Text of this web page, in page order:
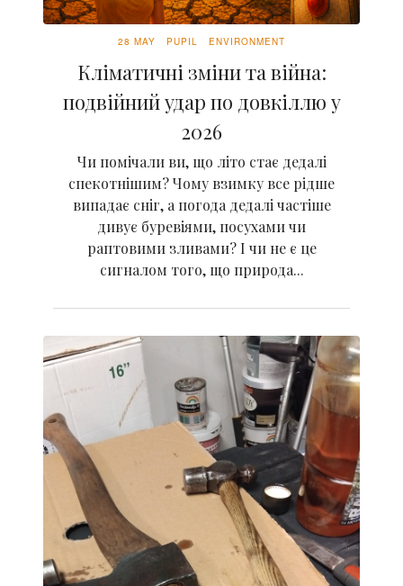
28 MAY PUPIL ENVIRONMENT
Кліматичні зміни та війна:
подвійний удар по довкіллю у
2026
Чи помічали ви, що літо стає дедалі
спекотнішим? Чому взимку все рідше
випадає сніг, а погода дедалі частіше
дивує буревіями, посухами чи
раптовими зливами? І чи не є це
сигналом того, що природа...